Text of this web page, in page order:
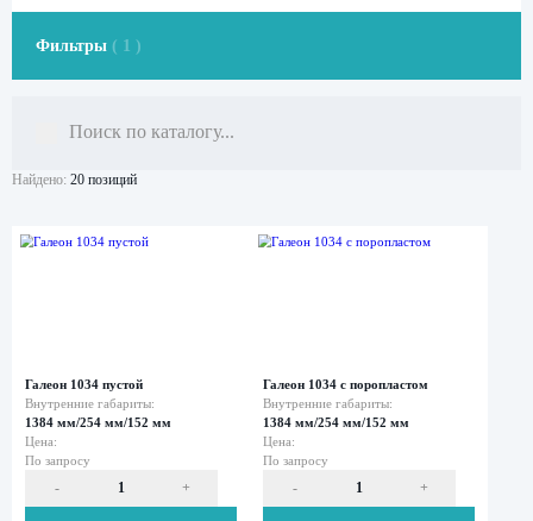
Фильтры ( 1 )
Найдено: 20 позиций
Все
Средние
кейсы
кейсы